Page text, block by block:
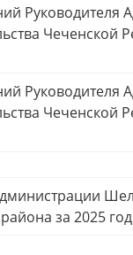
Руководителя
Чеченской
Руководителя
Чеченской
за 2025 год